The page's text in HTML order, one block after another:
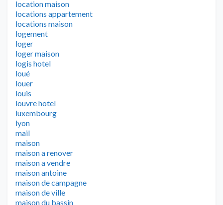
location maison
locations appartement
locations maison
logement
loger
loger maison
logis hotel
loué
louer
louis
louvre hotel
luxembourg
lyon
mail
maison
maison a renover
maison a vendre
maison antoine
maison de campagne
maison de ville
maison du bassin